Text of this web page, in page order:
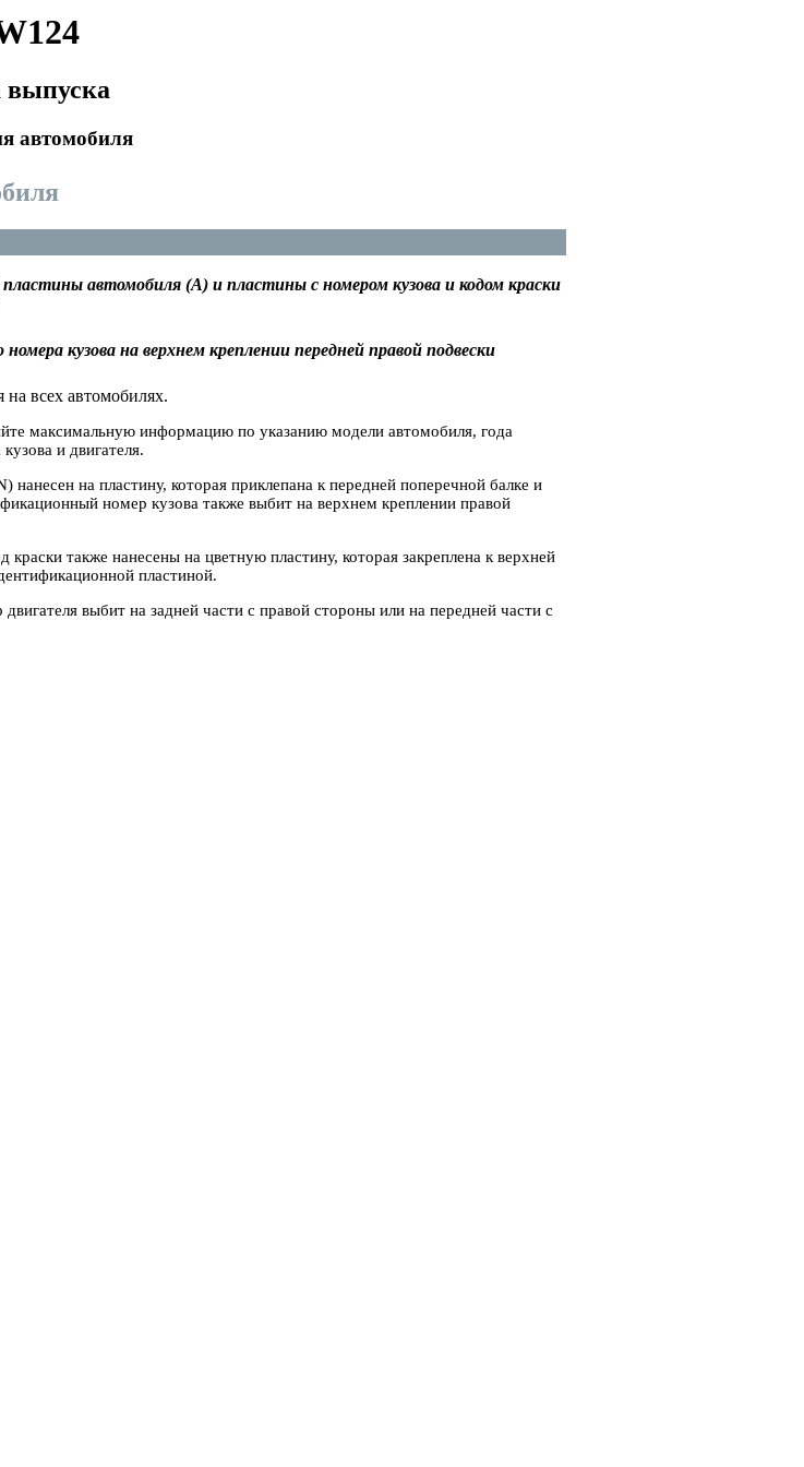
выпуска
автомобиля
автомобиля (А) и пластины с номером кузова и кодом краски
кузова на верхнем креплении передней правой подвески
всех автомобилях.
максимальную информацию по указанию модели автомобиля, года
и двигателя.
на пластину, которая приклепана к передней поперечной балке и
номер кузова также выбит на верхнем креплении правой
также нанесены на цветную пластину, которая закреплена к верхней
пластиной.
выбит на задней части с правой стороны или на передней части с